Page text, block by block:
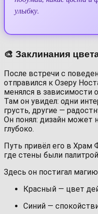
улыбку.
🎨 Заклинания
После встречи с
отправился к Озеру
менялся в зависимости
Там он увидел: одни
грусть, другие —
Он понял: дизайн может
глубоко.
Путь привёл его в
где стены были
Здесь он постигал
Красный — цвет
Синий —